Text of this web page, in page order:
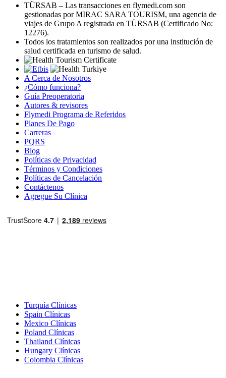
TÜRSAB – Las transacciones en flymedi.com son
gestionadas por MIRAC SARA TOURISM, una agencia de
viajes de Grupo A registrada en TÜRSAB (Certificado No:
12276).
Todos los tratamientos son realizados por una institución de
salud certificada en turismo de salud.
A Cerca de Nosotros
¿Cómo funciona?
Guía Preoperatoria
Autores & revisores
Flymedi Programa de Referidos
Planes De Pago
Carreras
PQRS
Blog
Políticas de Privacidad
Términos y Condiciones
Políticas de Cancelación
Contáctenos
Agregue Su Clínica
Turquía Clínicas
Spain Clínicas
Mexico Clínicas
Poland Clínicas
Thailand Clínicas
Hungary Clínicas
Colombia Clínicas